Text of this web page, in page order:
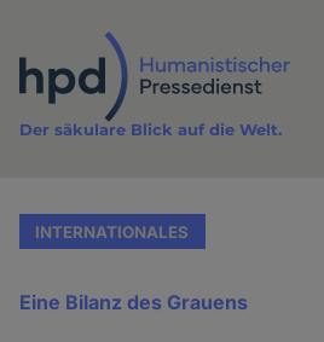
Inhalt
Der säkulare Blick auf die Welt.
INTERNATIONALES
Eine Bilanz des Grauens